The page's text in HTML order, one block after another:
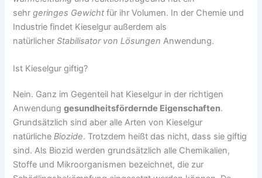
sehrgeringes Gewicht für ihr Volumen. In der Chemie und
Industrie findet Kieselgur außerdem als
natürlicherStabilisator von Lösungen Anwendung.
Ist Kieselgur giftig?
Nein. Ganz im Gegenteil hat Kieselgur in der richtigen
Anwendunggesundheitsfördernde Eigenschaften.
Grundsätzlich sind aber alle Arten von Kieselgur
natürlicheBiozide. Trotzdem heißt das nicht, dass sie giftig
sind. Als Biozid werden grundsätzlich alle Chemikalien,
Stoffe und Mikroorganismen bezeichnet, die zur